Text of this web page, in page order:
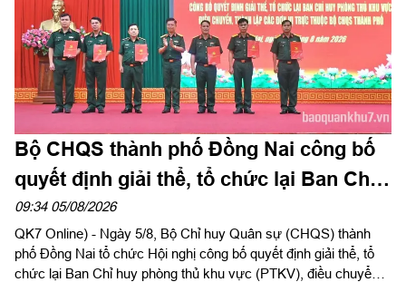
Bộ CHQS thành phố Đồng Nai công bố
quyết định giải thể, tổ chức lại Ban Chỉ
huy phòng thủ khu vực
09:34 05/08/2026
QK7 Online) - Ngày 5/8, Bộ Chỉ huy Quân sự (CHQS) thành
phố Đồng Nai tổ chức Hội nghị công bố quyết định giải thể, tổ
chức lại Ban Chỉ huy phòng thủ khu vực (PTKV), điều chuyển,